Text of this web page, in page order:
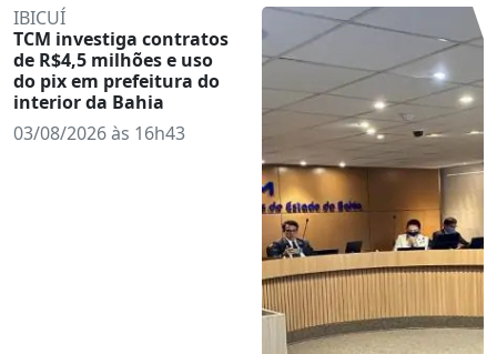
IBICUÍ
TCM investiga contratos
de R$4,5 milhões e uso
do pix em prefeitura do
interior da Bahia
03/08/2026 às 16h43